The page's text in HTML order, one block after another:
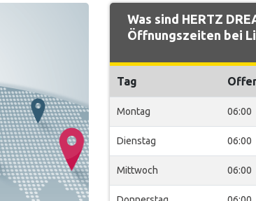
Was sind HERTZ
Öffnungszeiten bei
Tag
Montag 06:00
Dienstag 06:00
Mittwoch 06:00